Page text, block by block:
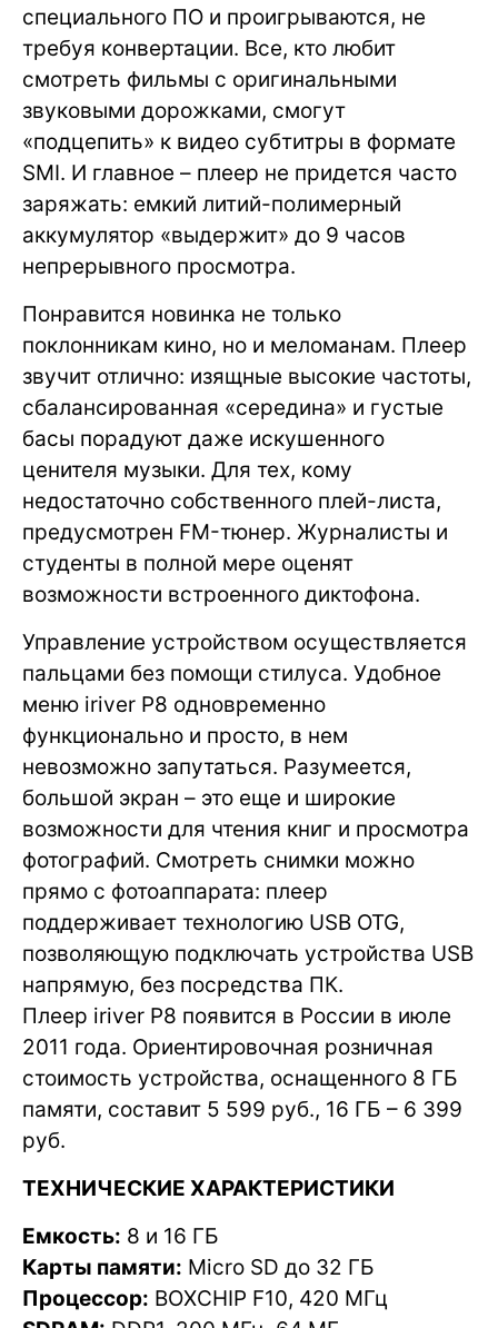
специального ПО и проигрываются, не
требуя конвертации. Все, кто любит
смотреть фильмы с оригинальными
звуковыми дорожками, смогут
«подцепить» к видео субтитры в формате
SMI. И главное – плеер не придется часто
заряжать: емкий литий-полимерный
аккумулятор «выдержит» до 9 часов
непрерывного просмотра.
Понравится новинка не только
поклонникам кино, но и меломанам. Плеер
звучит отлично: изящные высокие частоты,
сбалансированная «середина» и густые
басы порадуют даже искушенного
ценителя музыки. Для тех, кому
недостаточно собственного плей-листа,
предусмотрен FM-тюнер. Журналисты и
студенты в полной мере оценят
возможности встроенного диктофона.
Управление устройством осуществляется
пальцами без помощи стилуса. Удобное
меню iriver P8 одновременно
функционально и просто, в нем
невозможно запутаться. Разумеется,
большой экран – это еще и широкие
возможности для чтения книг и просмотра
фотографий. Смотреть снимки можно
прямо с фотоаппарата: плеер
поддерживает технологию USB OTG,
позволяющую подключать устройства USB
напрямую, без посредства ПК.
Плеер iriver P8 появится в России в июле
2011 года. Ориентировочная розничная
стоимость устройства, оснащенного 8 ГБ
памяти, составит 5 599 руб., 16 ГБ – 6 399
руб.
ТЕХНИЧЕСКИЕ ХАРАКТЕРИСТИКИ
Емкость: 8 и 16 ГБ
Карты памяти: Micro SD до 32 ГБ
Процессор: BOXCHIP F10, 420 МГц